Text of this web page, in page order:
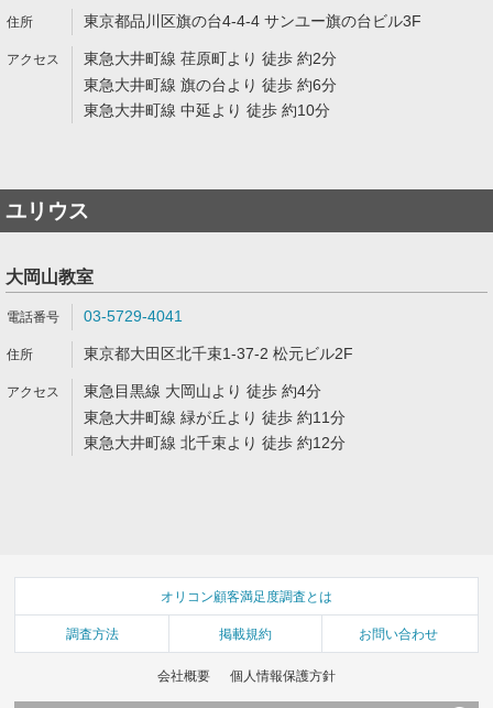
東京都品川区旗の台4-4-4 サンユー旗の台ビル3F
東急大井町線 荏原町より 徒歩 約2分
東急大井町線 旗の台より 徒歩 約6分
東急大井町線 中延より 徒歩 約10分
ユリウス
大岡山教室
03-5729-4041
東京都大田区北千束1-37-2 松元ビル2F
東急目黒線 大岡山より 徒歩 約4分
東急大井町線 緑が丘より 徒歩 約11分
東急大井町線 北千束より 徒歩 約12分
オリコン顧客満足度調査とは
調査方法 掲載規約 お問い合わせ
会社概要 個人情報保護方針